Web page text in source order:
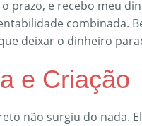
prazo, e recebo meu
combinada.
deixar o dinheiro
e Criação
não surgiu do nada.